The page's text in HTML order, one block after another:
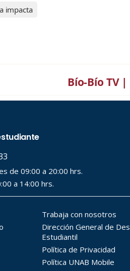
impacta
Bío-Bío TV